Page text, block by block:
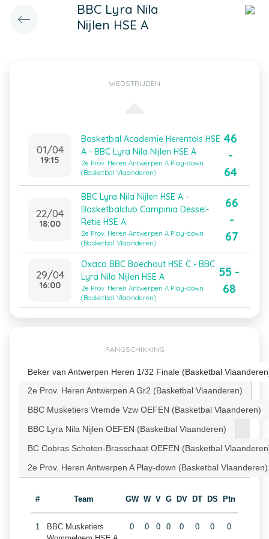
BBC Lyra Nila
Nijlen HSE A
WEDSTRIJDEN
01/04
19:15
Basketbal Academie Herentals HSE
A - BBC Lyra Nila Nijlen HSE A
2e Prov. Heren Antwerpen A Play-down
(Basketbal Vlaanderen)
46
-
64
22/04
18:00
BBC Lyra Nila Nijlen HSE A -
Basketbalclub Campinia Dessel-
Retie HSE A
2e Prov. Heren Antwerpen A Play-down
(Basketbal Vlaanderen)
66
-
67
29/04
16:00
Oxaco BBC Boechout HSE C - BBC
Lyra Nila Nijlen HSE A
2e Prov. Heren Antwerpen A Play-down
(Basketbal Vlaanderen)
55 -
68
RANGSCHIKKING
Beker van Antwerpen Heren 1/32 Finale (Basketbal
2e Prov. Heren Antwerpen A Gr2 (Basketbal Vlaanderen)
BBC Musketiers Vremde Vzw OEFEN (Basketbal Vlaanderen)
BBC Lyra Nila Nijlen OEFEN (Basketbal Vlaanderen)
BC Cobras Schoten-Brasschaat OEFEN (Basketbal
2e Prov. Heren Antwerpen A Play-down (Basketbal Vlaanderen)
# Team GW W V G DV DT DS Ptn
1
BBC Musketiers
0 0 0 0 0 0 0 0